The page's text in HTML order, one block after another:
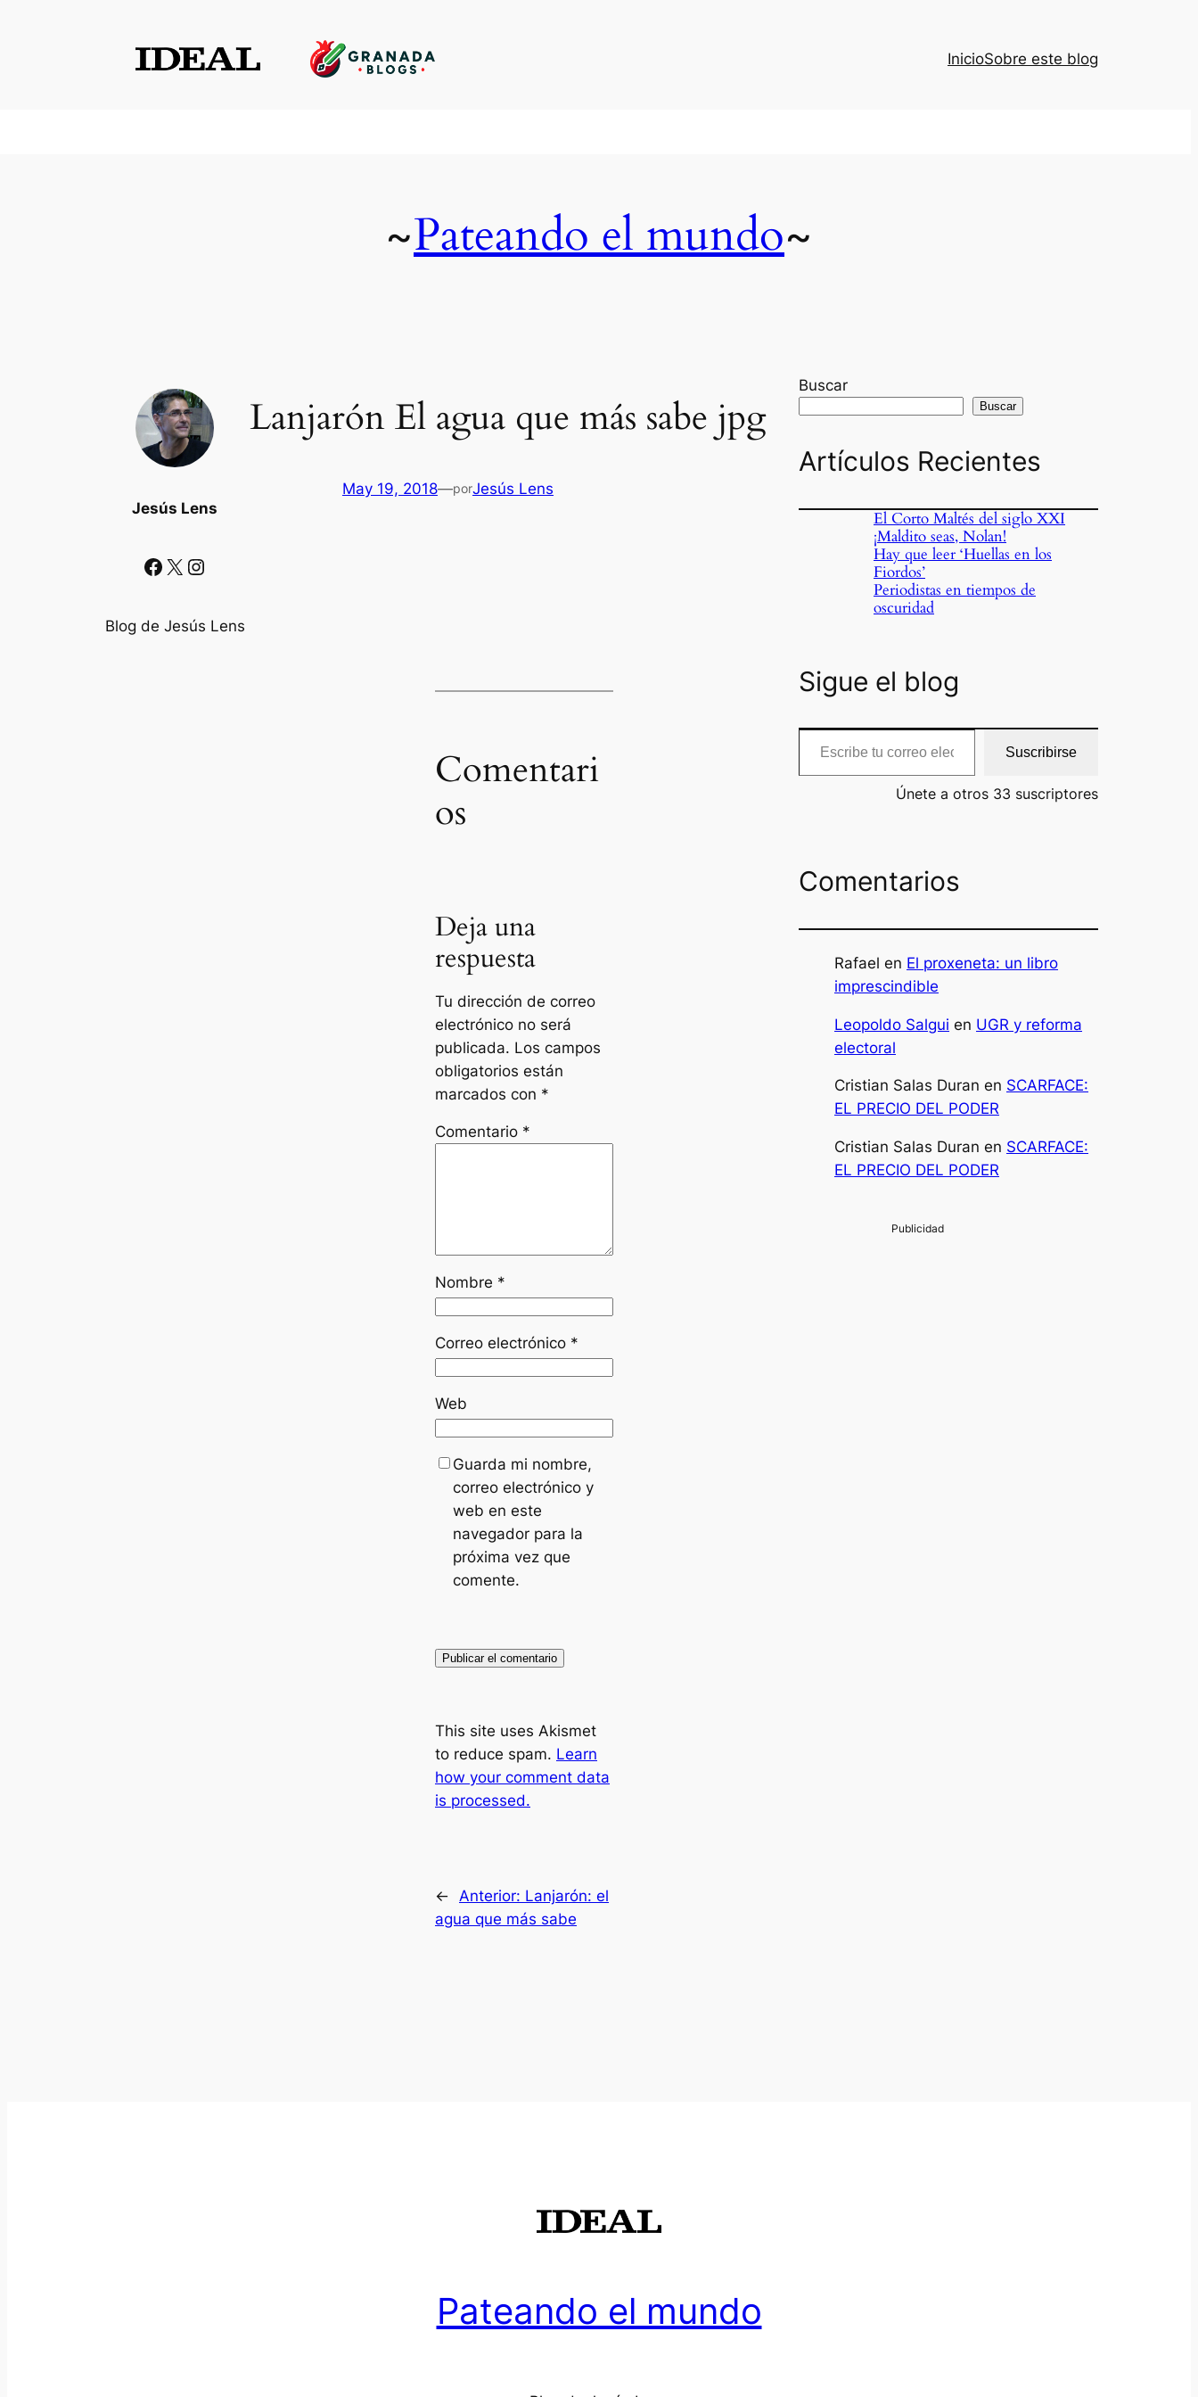
InicioSobre este blog
~Pateando el mundo~
Jesús Lens
Facebook X Instagram
Blog de Jesús Lens
Lanjarón El agua que más sabe jpg
May 19, 2018—porJesús Lens
Comentari
os
Deja una
respuesta
Tu dirección de correo
electrónico no será
publicada. Los campos
obligatorios están
marcados con *
Comentario *
Nombre *
Correo electrónico *
Web
Guarda mi nombre,
correo electrónico y
web en este
navegador para la
próxima vez que
comente.
This site uses Akismet
to reduce spam. Learn
how your comment data
is processed.
← Anterior: Lanjarón: el
agua que más sabe
Buscar
Buscar
Artículos Recientes
El Corto Maltés del siglo XXI
¡Maldito seas, Nolan!
Hay que leer ‘Huellas en los
Fiordos’
Periodistas en tiempos de
oscuridad
Sigue el blog
Escribe tu correo electrónico…
Suscribirse
Únete a otros 33 suscriptores
Comentarios
Rafael en El proxeneta: un libro
imprescindible
Leopoldo Salgui en UGR y reforma
electoral
Cristian Salas Duran en SCARFACE:
EL PRECIO DEL PODER
Cristian Salas Duran en SCARFACE:
EL PRECIO DEL PODER
Pateando el mundo